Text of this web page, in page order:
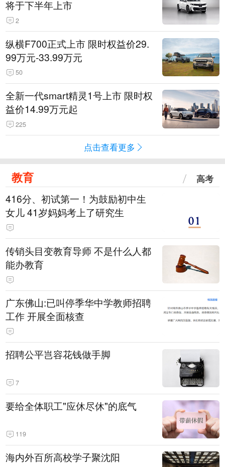
将于下半年上市
2
纵横F700正式上市 限时权益价29.
99万元-33.99万元
50
全新一代smart精灵1号上市 限时权
益价14.99万元起
225
点击查看更多
教育 高考
416分、初试第一！为鼓励初中生
女儿 41岁妈妈考上了研究生
传销头目变教育导师 不是什么人都
能办教育
广东佛山:已叫停季华中学教师招聘
工作 开展全面核查
招聘公平岂容花钱做手脚
7
要给全体职工"应休尽休"的底气
119
海内外百所高校学子聚沈阳